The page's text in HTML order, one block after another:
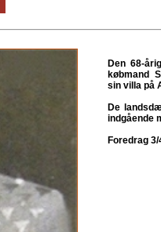
Den 68-
købmand
sin villa på
De
indgående
Foredrag